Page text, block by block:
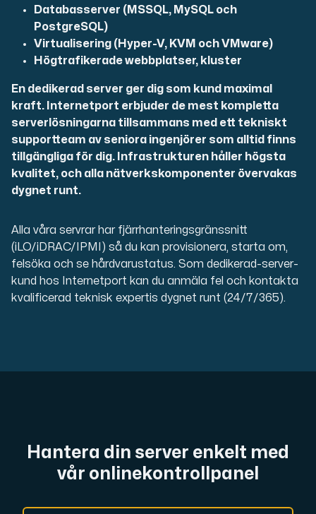
Colocation-server
Colocation finns i två datacenter: Hudiksvall och
Internet Exchange
Verktyg för att testa prestanda och nätverk (Looking
Databasserver (MSSQL, MySQL och
PostgreSQL)
Virtualisering (Hyper-V, KVM och VMware)
Högtrafikerade webbplatser, kluster
En dedikerad server ger dig som kund maximal
kraft. Internetport erbjuder de mest kompletta
serverlösningarna tillsammans med ett tekniskt
supportteam av seniora ingenjörer som alltid finns
tillgängliga för dig. Infrastrukturen håller högsta
kvalitet, och alla nätverkskomponenter övervakas
dygnet runt.
Alla våra servrar har fjärrhanteringsgränssnitt
(iLO/iDRAC/IPMI) så du kan provisionera, starta om,
felsöka och se hårdvarustatus. Som dedikerad-server-
kund hos Internetport kan du anmäla fel och kontakta
kvalificerad teknisk expertis dygnet runt (24/7/365).
Hantera din server enkelt med
vår onlinekontrollpanel